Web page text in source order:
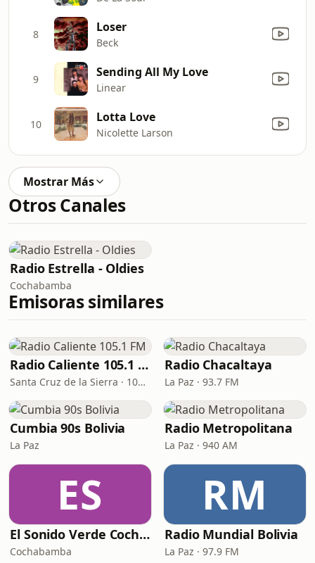
8 Loser
Beck
9 Sending All My Love
Linear
10 Lotta Love
Nicolette Larson
Mostrar Más
Otros Canales
Radio Estrella - Oldies
Cochabamba
Emisoras similares
Radio Caliente 105.1 FM
Santa Cruz de la Sierra · 105.1 FM
Radio Chacaltaya
La Paz · 93.7 FM
Cumbia 90s Bolivia
La Paz
Radio Metropolitana
La Paz · 940 AM
ES
El Sonido Verde Cochabamba
Cochabamba
RM
Radio Mundial Bolivia
La Paz · 97.9 FM